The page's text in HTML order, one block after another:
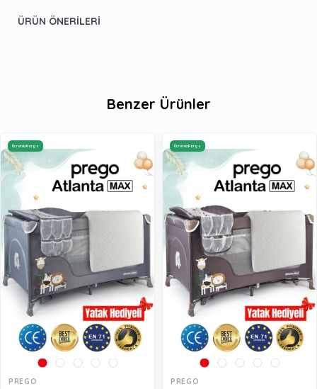
ÜRÜN ÖNERILERI
Benzer Ürünler
PREGO
Ücretsiz Kargo
PREGO
Ücretsiz Kargo